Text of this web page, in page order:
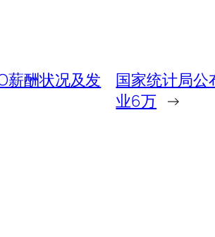
薪酬状况及发
国家统计局公
业6万 →